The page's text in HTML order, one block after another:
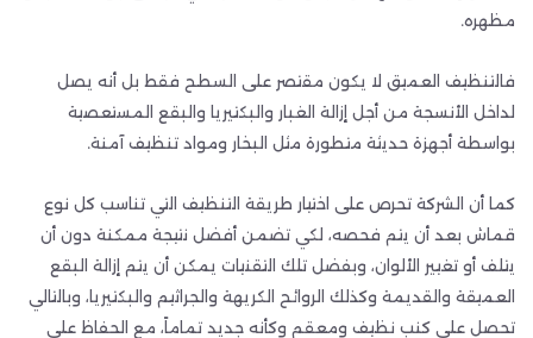
مظهره.
فالتنظيف العميق لا يكون مقتصر على السطح فقط بل أنه يصل
لداخل الأنسجة من أجل إزالة الغبار والبكتيريا والبقع المستعصية
بواسطة أجهزة حديثة متطورة مثل البخار ومواد تنظيف آمنة.
كما أن الشركة تحرص على اختيار طريقة التنظيف التي تناسب كل نوع
قماش بعد أن يتم فحصه، لكي تضمن أفضل نتيجة ممكنة دون أن
يتلف أو تغيير الألوان، وبفضل تلك التقنيات يمكن أن يتم إزالة البقع
العميقة والقديمة وكذلك الروائح الكريهة والجراثيم والبكتيريا، وبالتالي
تحصل على كنب نظيف ومعقم وكأنه جديد تماماً، مع الحفاظ على